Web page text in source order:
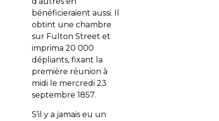
bénéficieraient aussi. Il
obtint une chambre
sur Fulton Street et
imprima 20 000
dépliants, fixant la
première réunion à
midi le mercredi 23
septembre 1857.
S’il y a jamais eu un